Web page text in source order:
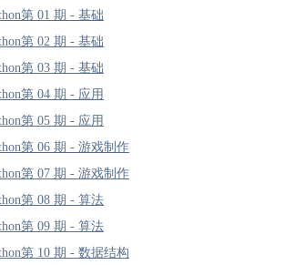
第 01 期 - 基础
第 02 期 - 基础
第 03 期 - 基础
第 04 期 - 应用
第 05 期 - 应用
第 06 期 - 游戏制作
第 07 期 - 游戏制作
第 08 期 - 算法
第 09 期 - 算法
第 10 期 - 数据结构